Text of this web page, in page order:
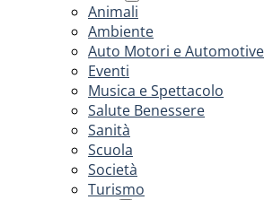
Animali
Ambiente
Auto Motori e Automotive
Eventi
Musica e Spettacolo
Salute Benessere
Sanità
Scuola
Società
Turismo